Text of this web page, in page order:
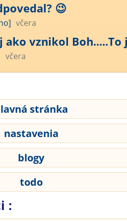
😉
včera
vznikol Boh.....To
včera
stránka
nastavenia
blogy
todo
: